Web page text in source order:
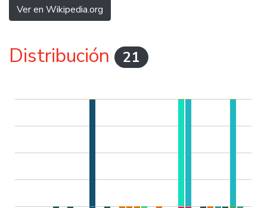
Ver en Wikipedia.org
Distribución 21